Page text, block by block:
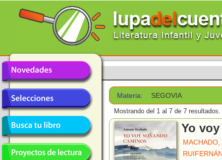
Materia: SEGOVIA
Mostrando del 1 al 7 de 7 resultados.
Yo